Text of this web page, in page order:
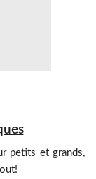
petits et grands,